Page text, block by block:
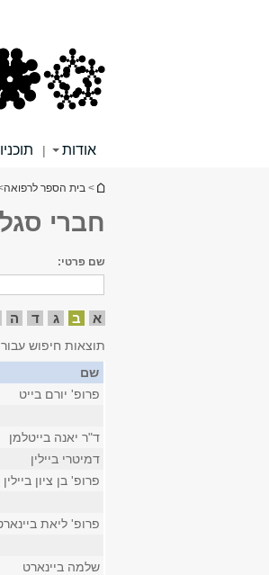
אודות |
הינך נמצא כאן
> בית הספר לרפואה
חברי סגל
שם פרטי:
א ב ג ד ה
תוצאות חיפוש
שם
פרופ' יורם בייט
ד"ר יאנה בייטלמן
דמיטרי ביילין
פרופ' בן ציון ביילין
פרופ' ליאת
שלמה ביינארט